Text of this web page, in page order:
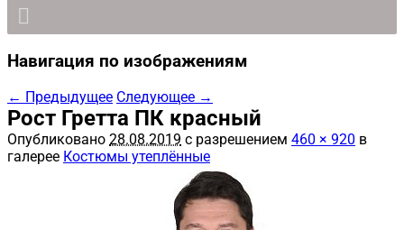
Навигация по изображениям
← Предыдущее Следующее →
Рост Гретта ПК красный
Опубликовано 28.08.2019 с разрешением 460 × 920 в
галерее Костюмы утеплённые